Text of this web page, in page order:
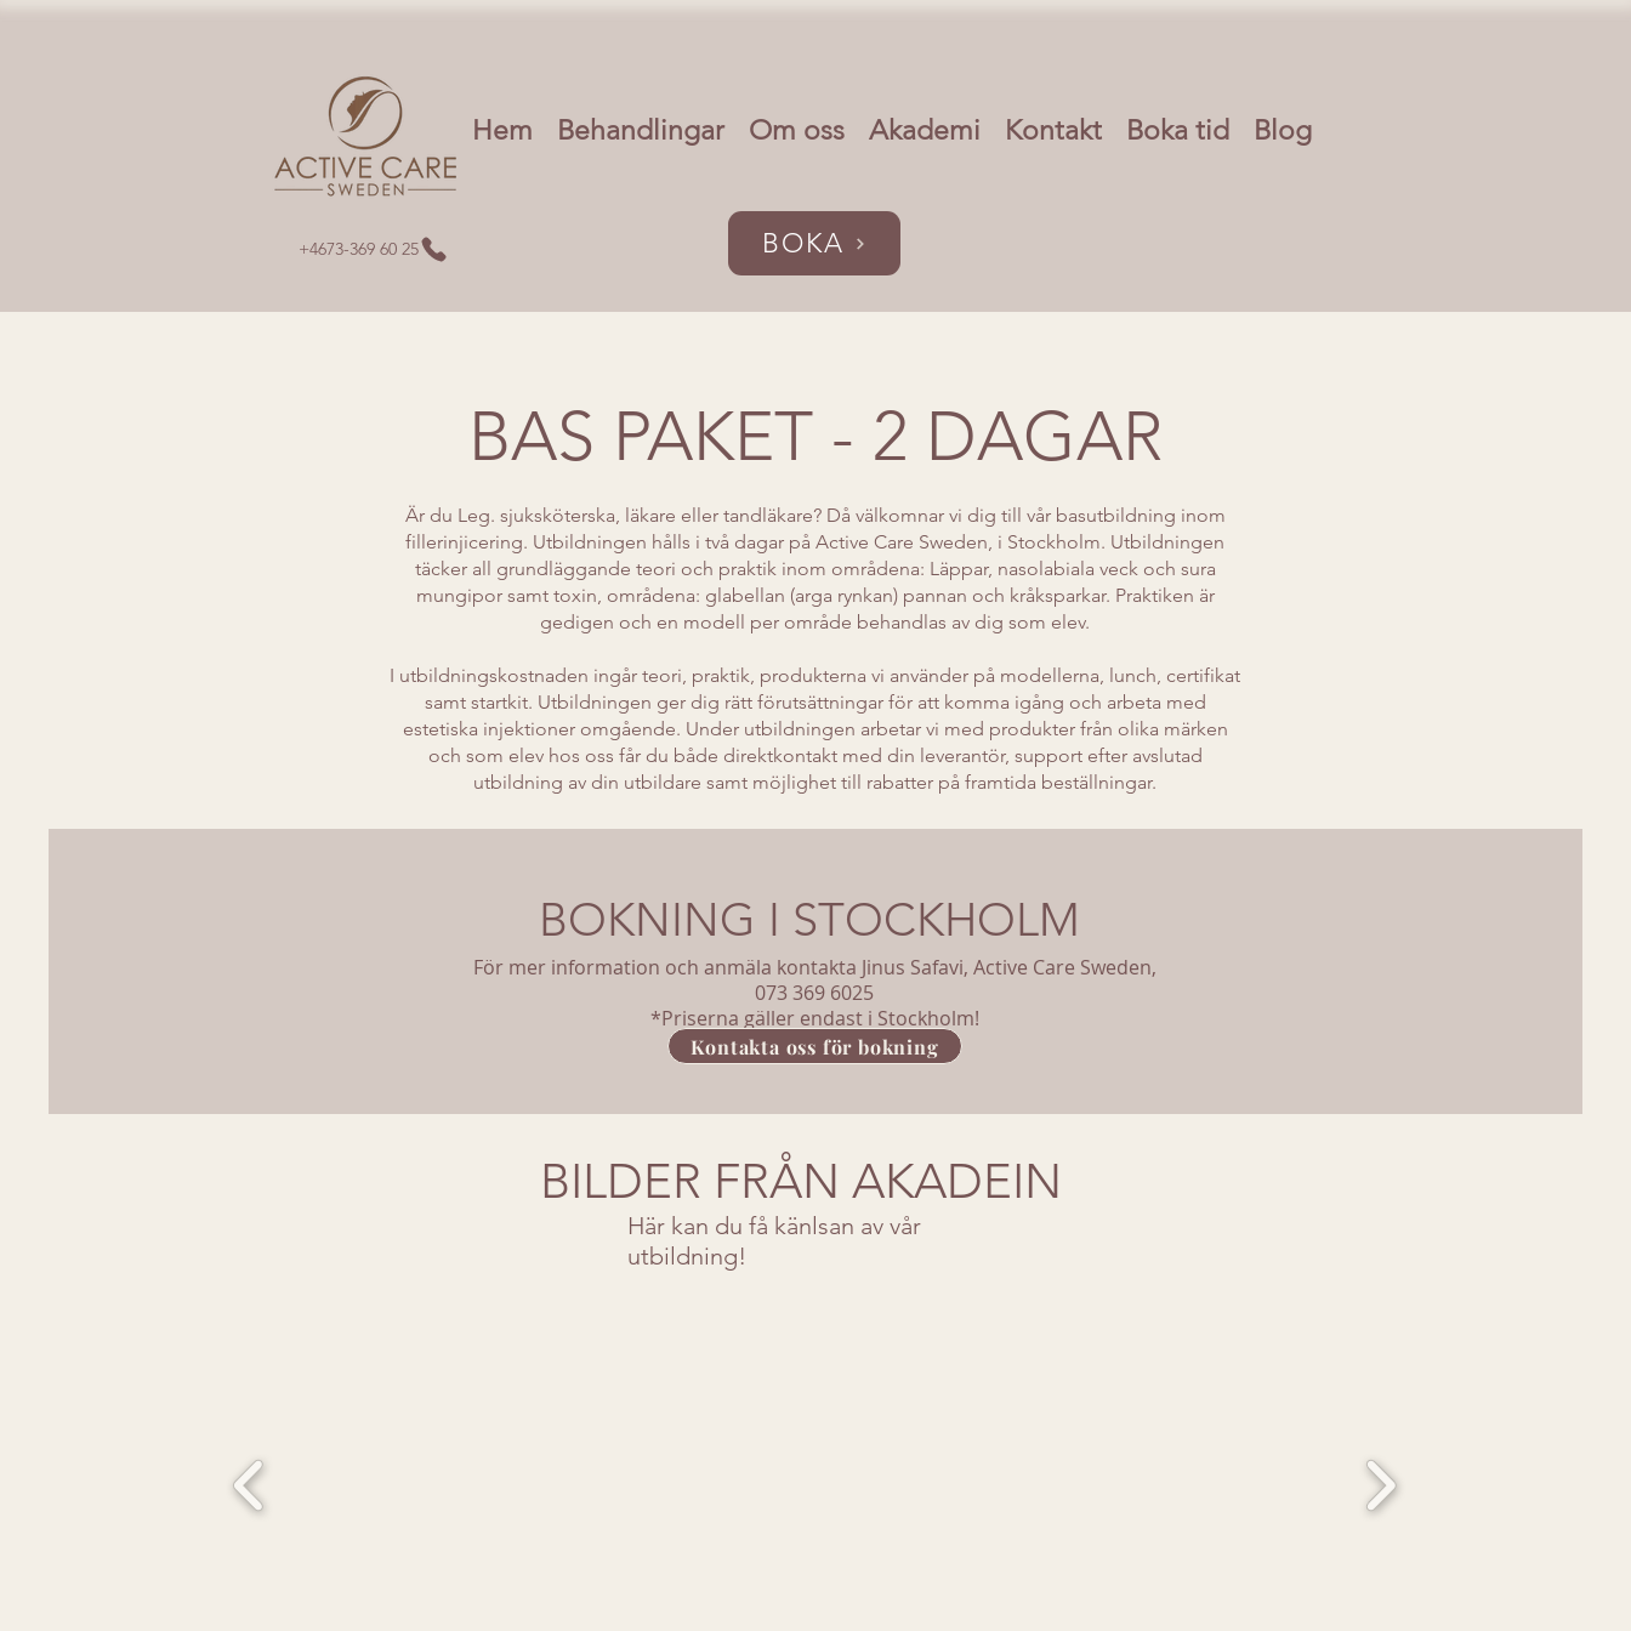
Hem Behandlingar Om oss Akademi Kontakt Boka tid Blog
BOKA
+4673-369 60 25
BAS PAKET - 2 DAGAR
Är du Leg. sjuksköterska, läkare eller tandläkare? Då välkomnar vi dig till vår basutbildning inom
fillerinjicering. Utbildningen hålls i två dagar på Active Care Sweden, i Stockholm. Utbildningen
täcker all grundläggande teori och praktik inom områdena: Läppar, nasolabiala veck och sura
mungipor samt toxin, områdena: glabellan (arga rynkan) pannan och kråksparkar. Praktiken är
gedigen och en modell per område behandlas av dig som elev.
I utbildningskostnaden ingår teori, praktik, produkterna vi använder på modellerna, lunch, certifikat
samt startkit. Utbildningen ger dig rätt förutsättningar för att komma igång och arbeta med
estetiska injektioner omgående. Under utbildningen arbetar vi med produkter från olika märken
och som elev hos oss får du både direktkontakt med din leverantör, support efter avslutad
utbildning av din utbildare samt möjlighet till rabatter på framtida beställningar.
BOKNING I STOCKHOLM
För mer information och anmäla kontakta Jinus Safavi, Active Care Sweden,
073 369 6025
*Priserna gäller endast i Stockholm!
Kontakta oss för bokning
BILDER FRÅN AKADEIN
Här kan du få känlsan av vår
utbildning!